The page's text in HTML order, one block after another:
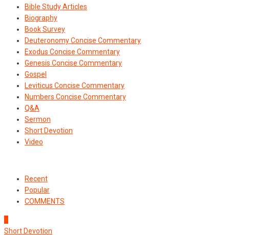
Bible Study Articles
Biography
Book Survey
Deuteronomy Concise Commentary
Exodus Concise Commentary
Genesis Concise Commentary
Gospel
Leviticus Concise Commentary
Numbers Concise Commentary
Q&A
Sermon
Short Devotion
Video
Recent
Popular
COMMENTS
Short Devotion